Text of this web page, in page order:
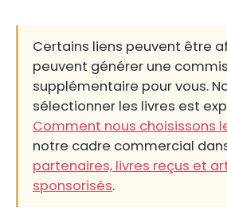
Certains liens peuvent être
peuvent générer une
supplémentaire pour vous.
sélectionner les livres est
Comment nous choisissons
notre cadre commercial
partenaires, livres reçus et
sponsorisés.